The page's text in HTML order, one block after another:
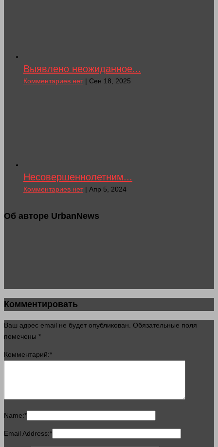
Выявлено неожиданное...
Комментариев нет| Сен 18, 2025
Несовершеннолетним...
Комментариев нет| Апр 5, 2024
Об авторе UrbanNews
Комментировать
Ваш адрес email не будет опубликован. Обязательные поля
помечены *
Комментарий:*
Name:*
Email Address:*